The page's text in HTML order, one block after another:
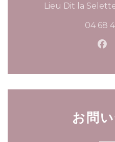
Lieu Dit la Selette
04 68
お問